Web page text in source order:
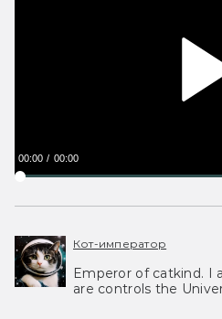
00:00 00:00
Кот-император
Emperor of catkind. I
are controls the